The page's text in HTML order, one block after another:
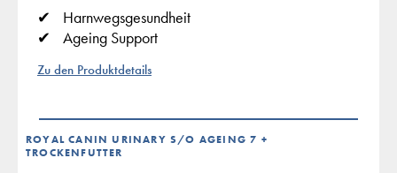
Harnwegsgesundheit
Ageing Support
Zu den Produktdetails
ROYAL CANIN URINARY S/O AGEING 7 +
TROCKENFUTTER